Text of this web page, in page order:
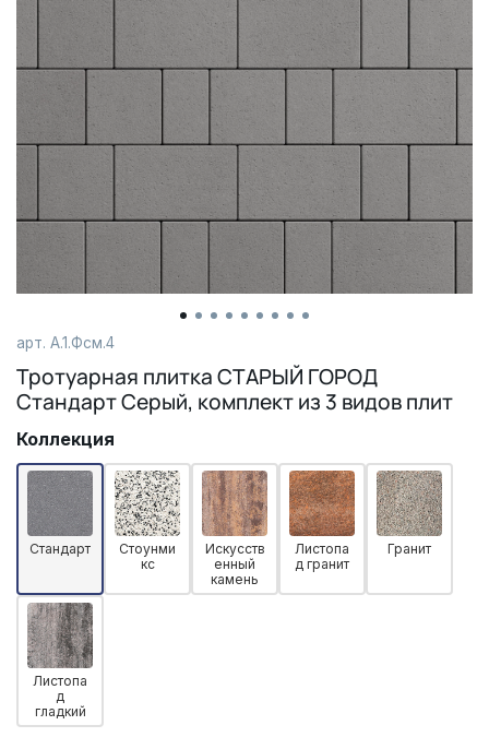
арт. А.1.Фсм.4
Тротуарная плитка СТАРЫЙ ГОРОД
Стандарт Серый, комплект из 3 видов плит
Коллекция
Стандарт
Стоунми
кс
Искусств
енный
камень
Листопа
д гранит
Гранит
Листопа
д
гладкий